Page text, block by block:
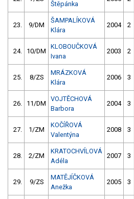
Štěpánka
23. 9/DM
ŠAMPALÍKOVÁ
Klára
2004 2
24. 10/DM
KLOBOUČKOVÁ
Ivana
2003 2
25. 8/ZS
MRÁZKOVÁ
Klára
2006 3
26. 11/DM
VOJTĚCHOVÁ
Barbora
2004 3
27. 1/ZM
KOČÍŘOVÁ
Valentýna
2008 3
28. 2/ZM
KRATOCHVÍLOVÁ
Adéla
2007 3
29. 9/ZS
MATĚJÍČKOVÁ
Anežka
2005 3